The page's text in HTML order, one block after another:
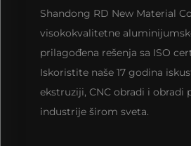
Shandong RD New Material
visokokvalitetne
prilagođena rešenja sa ISO
Iskoristite naše 17 godina
ekstruziji, CNC obradi i obradi
industrije širom sveta.